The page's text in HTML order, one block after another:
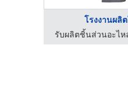
โรงงานผลิ
รับผลิตชิ้นส่วนอะไ